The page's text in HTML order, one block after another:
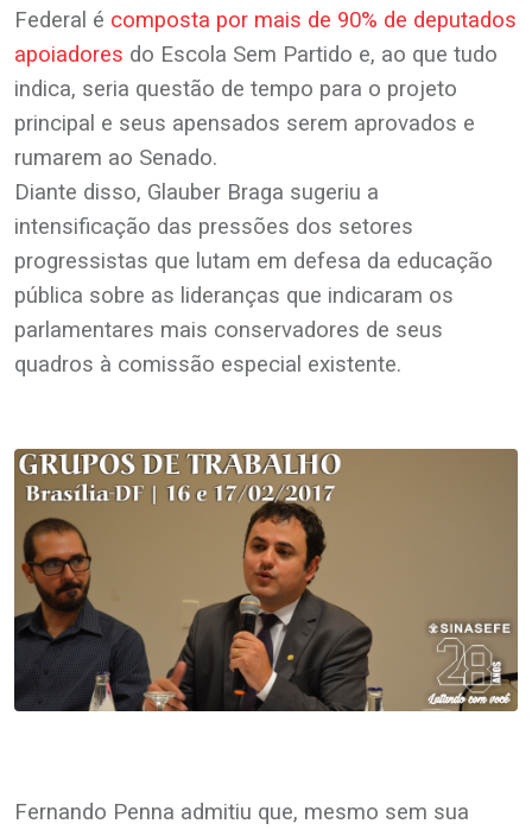
Federal é composta por mais de 90% de deputados
apoiadores do Escola Sem Partido e, ao que tudo
indica, seria questão de tempo para o projeto
principal e seus apensados serem aprovados e
rumarem ao Senado.
Diante disso, Glauber Braga sugeriu a
intensificação das pressões dos setores
progressistas que lutam em defesa da educação
pública sobre as lideranças que indicaram os
parlamentares mais conservadores de seus
quadros à comissão especial existente.
Fernando Penna admitiu que, mesmo sem sua